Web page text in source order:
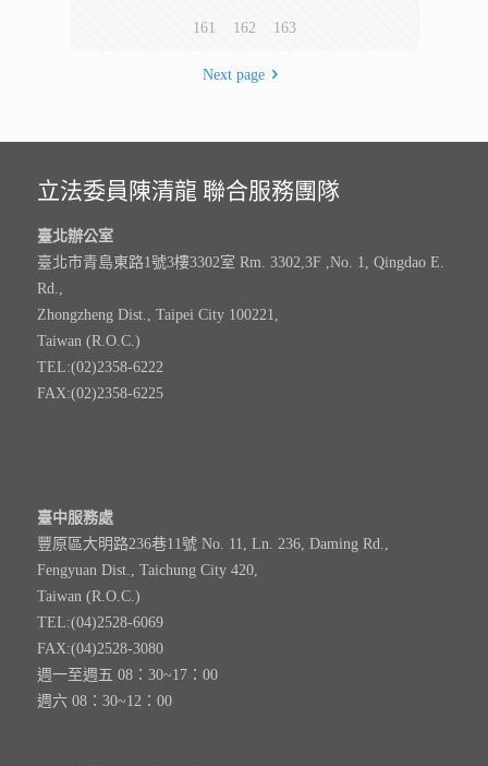
161 162 163
Next page
立法委員陳清龍 聯合服務團隊
臺北辦公室
臺北市青島東路1號3樓3302室 Rm. 3302,3F ,No. 1, Qingdao E.
Rd.,
Zhongzheng Dist., Taipei City 100221,
Taiwan (R.O.C.)
TEL:(02)2358-6222
FAX:(02)2358-6225
臺中服務處
豐原區大明路236巷11號 No. 11, Ln. 236, Daming Rd.,
Fengyuan Dist., Taichung City 420,
Taiwan (R.O.C.)
TEL:(04)2528-6069
FAX:(04)2528-3080
週一至週五 08：30~17：00
週六 08：30~12：00